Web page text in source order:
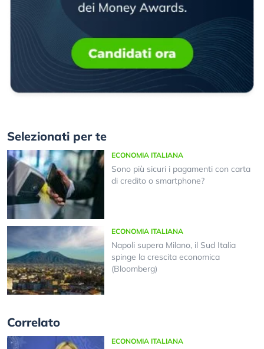
Selezionati per te
ECONOMIA ITALIANA
Sono più sicuri i pagamenti con carta
di credito o smartphone?
ECONOMIA ITALIANA
Napoli supera Milano, il Sud Italia
spinge la crescita economica
(Bloomberg)
Correlato
ECONOMIA ITALIANA